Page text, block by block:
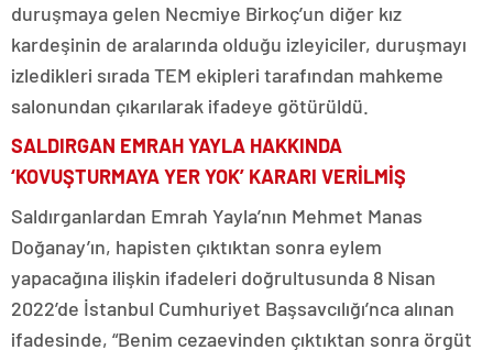
duruşmaya gelen Necmiye Birkoç’un diğer kız
kardeşinin de aralarında olduğu izleyiciler, duruşmayı
izledikleri sırada TEM ekipleri tarafından mahkeme
salonundan çıkarılarak ifadeye götürüldü.
SALDIRGAN EMRAH YAYLA HAKKINDA
‘KOVUŞTURMAYA YER YOK’ KARARI VERİLMİŞ
Saldırganlardan Emrah Yayla’nın Mehmet Manas
Doğanay’ın, hapisten çıktıktan sonra eylem
yapacağına ilişkin ifadeleri doğrultusunda 8 Nisan
2022’de İstanbul Cumhuriyet Başsavcılığı’nca alınan
ifadesinde, “Benim cezaevinden çıktıktan sonra örgüt